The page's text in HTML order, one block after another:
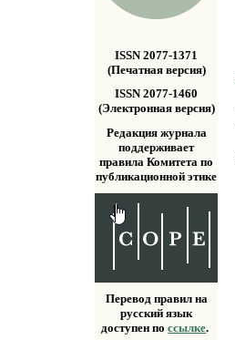
ISSN 2077-1371
(Печатная версия)
ISSN 2077-1460
(Электронная версия)
Редакция журнала
поддерживает
правила Комитета по
публикационной этике
Перевод правил на
русский язык
доступен поссылке.